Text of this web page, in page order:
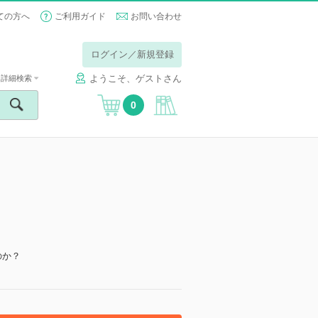
の方へ ご利用ガイド お問い合わせ
ログイン／新規登録
ようこそ、ゲストさん
詳細検索
0
？